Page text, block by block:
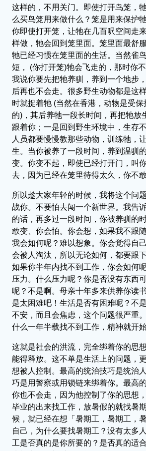
这样的，不用关门。即使打开鸟笼，
么买鸟笼用来做什么？笼是用来保护
你即使打开笼，让牠在几百呎空间走
样做，牠会回到笼里面。笼里面最舒
牠已经习惯在笼里面的生活。当然雀
短， (你打开笼)牠会飞走的，那时你
我说你要先把牠养驯，养到一个地步
后再也不会走。很多野生动物都是这
时就捉着牠 (当然在香港，动物是受保
的)，其后养牠一段长时间，再把牠放
跟着你；一是回到野生环境中，生存
人员都要慢慢教那些动物，训练牠，
生。当你被养了一段时间，养到温驯
变。你变不起，即使已经打开门，叫
去，因为已经在笼里待得太久，你不
所以趁大家年轻的时候，我将这个问
战你。不要怕去闯一个新世界。我告
的话，再多过一段时间，你被养驯的
敢变、你会怕。你会想，如果我不跟
我会如何呢？难以想象。你会觉得自
会被人淘汰，所以无论如何，都要跟
如果你半年内找不到工作，你会如何
压力。什么压力呢？你是否没有东西
呢？不是啊。母亲十年多来供养你读
是太困难吧！生活是否有困难呢？不
不安，而且会焦虑，这个问题很严重
什么一年半载找不到工作，精神就开
这就是社会的洪流，完全绑着你的思
能得释放。这不单是生活上的问题，
想被人控制。最高的统治技巧是统治
巧是用警察或用锁链来绑着你。最高
你也不会走，因为他控制了你的思想
毕业的出来找工作，放暑假的就找暑
候，就已经在想「暑期工，暑期工，
自己，为什么要找暑期工？没有太多
工是否真的是你所要的？是否真的适